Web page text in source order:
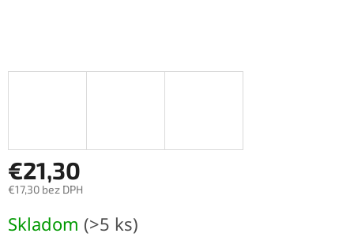
€21,30
€17,30 bez DPH
cena:
Skladom (>5 ks)